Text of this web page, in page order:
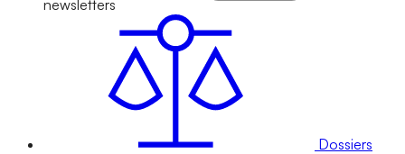
newsletters
Dossiers